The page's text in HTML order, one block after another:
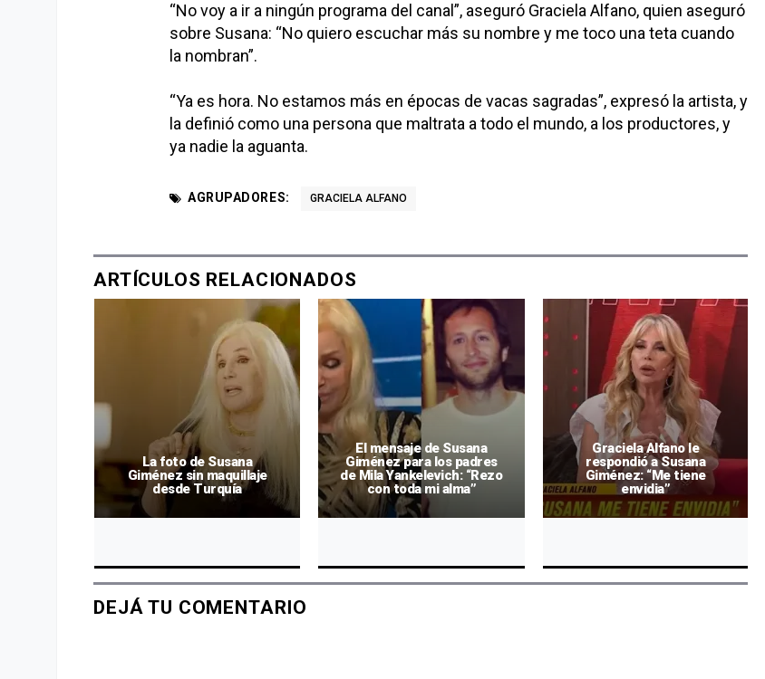
“No voy a ir a ningún programa del canal”, aseguró Graciela Alfano, quien aseguró
sobre Susana: “No quiero escuchar más su nombre y me toco una teta cuando
la nombran”.
“Ya es hora. No estamos más en épocas de vacas sagradas”, expresó la artista, y
la definió como una persona que maltrata a todo el mundo, a los productores, y
ya nadie la aguanta.
AGRUPADORES: GRACIELA ALFANO
ARTÍCULOS RELACIONADOS
La foto de Susana
Giménez sin maquillaje
desde Turquía
El mensaje de Susana
Giménez para los padres
de Mila Yankelevich: “Rezo
con toda mi alma”
Graciela Alfano le
respondió a Susana
Giménez: “Me tiene
envidia”
DEJÁ TU COMENTARIO